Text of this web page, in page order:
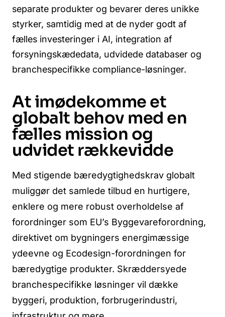
separate produkter og bevarer deres unikke
styrker, samtidig med at de nyder godt af
fælles investeringer i AI, integration af
forsyningskædedata, udvidede databaser og
branchespecifikke compliance-løsninger.
At imødekomme et
globalt behov med en
fælles mission og
udvidet rækkevidde
Med stigende bæredygtighedskrav globalt
muliggør det samlede tilbud en hurtigere,
enklere og mere robust overholdelse af
forordninger som EU’s Byggevareforordning,
direktivet om bygningers energimæssige
ydeevne og Ecodesign-forordningen for
bæredygtige produkter. Skræddersyede
branchespecifikke løsninger vil dække
byggeri, produktion, forbrugerindustri,